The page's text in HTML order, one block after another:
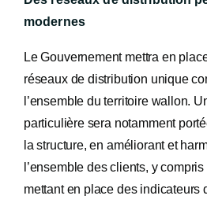
modernes
Le Gouvernement mettra en
réseaux de distribution unique
l’ensemble du territoire wallon.
particulière sera notamment
la structure, en améliorant et
l’ensemble des clients, y
mettant en place des indicateurs